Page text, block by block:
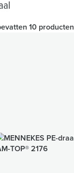
10 producten